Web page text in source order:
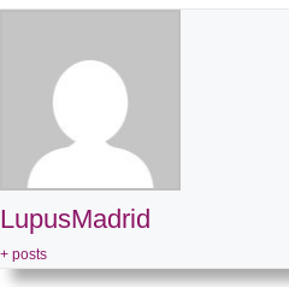
LupusMadrid
+ posts